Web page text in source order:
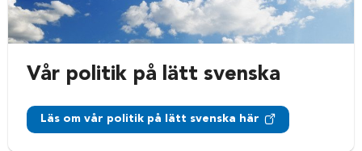
Vår politik på lätt svenska
Läs om vår politik på lätt svenska här